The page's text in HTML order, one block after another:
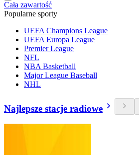
Cała zawartość
Popularne sporty
UEFA Champions League
UEFA Europa League
Premier League
NFL
NBA Basketball
Major League Baseball
NHL
Najlepsze stacje radiowe